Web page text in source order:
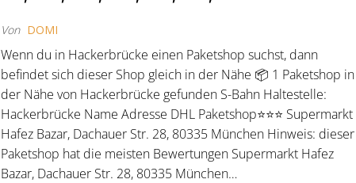
Von DOMI
Wenn du in Hackerbrücke einen Paketshop suchst, dann
befindet sich dieser Shop gleich in der Nähe 📦 1 Paketshop in
der Nähe von Hackerbrücke gefunden S-Bahn Haltestelle:
Hackerbrücke Name Adresse DHL Paketshop⭐⭐⭐ Supermarkt
Hafez Bazar, Dachauer Str. 28, 80335 München Hinweis: dieser
Paketshop hat die meisten Bewertungen Supermarkt Hafez
Bazar, Dachauer Str. 28, 80335 München…